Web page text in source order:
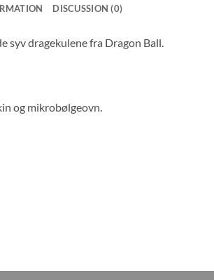
DISCUSSION (0)
syv dragekulene fra Dragon Ball.
og mikrobølgeovn.